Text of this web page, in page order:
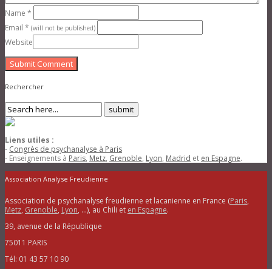
Name *
Email * (will not be published)
Website
Submit Comment
Rechercher
Liens utiles :
- Congrès de psychanalyse à Paris
- Enseignements à Paris, Metz, Grenoble, Lyon, Madrid et en Espagne.
Association Analyse Freudienne
Association de psychanalyse freudienne et lacanienne en France (Paris,
Metz, Grenoble, Lyon, …), au Chili et en Espagne.
39, avenue de la République
75011 PARIS
Tél: 01 43 57 10 90